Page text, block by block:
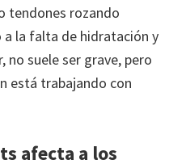
tendones rozando
la falta de hidratación y
no suele ser grave, pero
está trabajando con
afecta a los